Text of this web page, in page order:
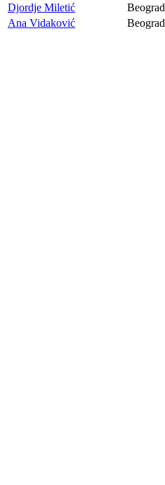
Djordje Miletić
Beograd
Ana Vidaković
Beograd